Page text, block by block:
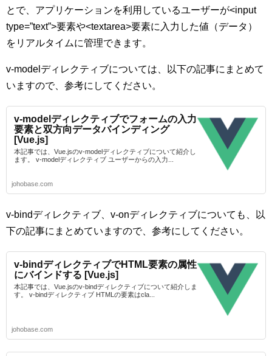
とで、アプリケーションを利用しているユーザーが<input
type=”text”>要素や<textarea>要素に入力した値（データ）
をリアルタイムに管理できます。
v-modelディレクティブについては、以下の記事にまとめて
いますので、参考にしてください。
v-modelディレクティブでフォームの入力
要素と双方向データバインディング
[Vue.js]
本記事では、Vue.jsのv-modelディレクティブについて紹介し
ます。 v-modelディレクティブ ユーザーからの入力...
johobase.com
v-bindディレクティブ、v-onディレクティブについても、以
下の記事にまとめていますので、参考にしてください。
v-bindディレクティブでHTML要素の属性
にバインドする [Vue.js]
本記事では、Vue.jsのv-bindディレクティブについて紹介しま
す。 v-bindディレクティブ HTMLの要素はcla...
johobase.com